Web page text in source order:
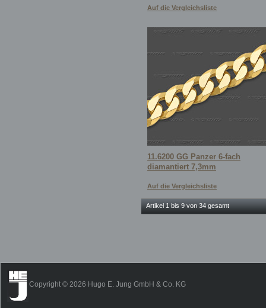
Auf die Vergleichsliste
11.6200 GG Panzer 6-fach
diamantiert 7,3mm
Auf die Vergleichsliste
Artikel 1 bis 9 von 34 gesamt
Copyright © 2026 Hugo E. Jung GmbH & Co. KG